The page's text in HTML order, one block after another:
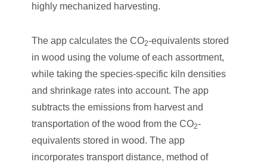
highly mechanized harvesting.
The app calculates the CO2-equivalents stored
in wood using the volume of each assortment,
while taking the species-specific kiln densities
and shrinkage rates into account. The app
subtracts the emissions from harvest and
transportation of the wood from the CO2-
equivalents stored in wood. The app
incorporates transport distance, method of